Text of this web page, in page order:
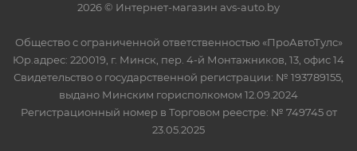
2026 © Интернет-магазин avs-auto.by
Общество с ограниченной ответственностью «ПроАвтоТулс»
Юр.адрес: 220019, г. Минск, пер. 4-й Монтажников, 13, офис 14
Свидетельство о государственной регистрации: № 193789155,
выдано Минским горисполкомом 12.09.2024
Регистрационный номер в Торговом реестре: № 749745 от
23.05.2025